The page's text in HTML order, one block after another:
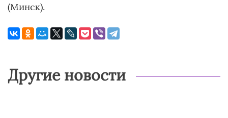
(Минск).
Другие новости